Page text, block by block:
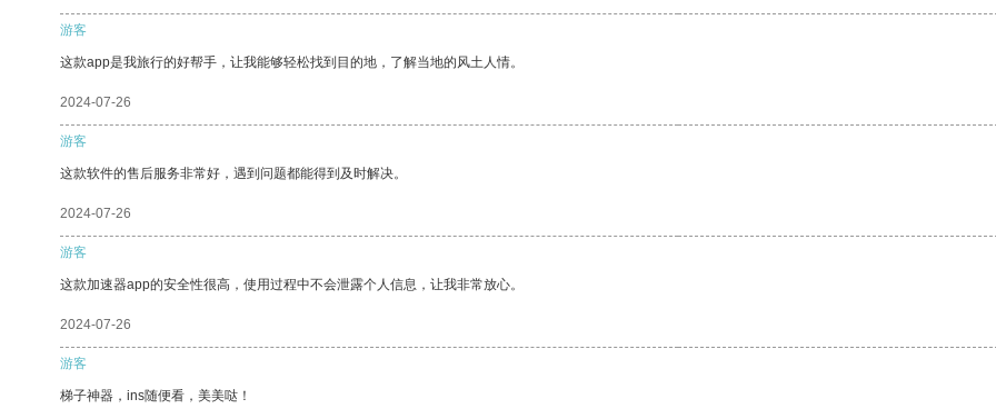
游客
这款app是我旅行的好帮手，让我能够轻松找到目的地，了解当地的风土人情。
2024-07-26
游客
这款软件的售后服务非常好，遇到问题都能得到及时解决。
2024-07-26
游客
这款加速器app的安全性很高，使用过程中不会泄露个人信息，让我非常放心。
2024-07-26
游客
梯子神器，ins随便看，美美哒！